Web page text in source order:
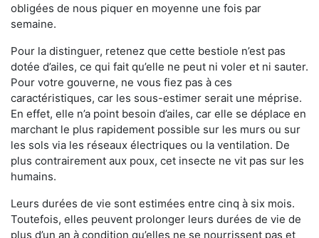
obligées de nous piquer en moyenne une fois par
semaine.
Pour la distinguer, retenez que cette bestiole n’est pas
dotée d’ailes, ce qui fait qu’elle ne peut ni voler et ni sauter.
Pour votre gouverne, ne vous fiez pas à ces
caractéristiques, car les sous-estimer serait une méprise.
En effet, elle n’a point besoin d’ailes, car elle se déplace en
marchant le plus rapidement possible sur les murs ou sur
les sols via les réseaux électriques ou la ventilation. De
plus contrairement aux poux, cet insecte ne vit pas sur les
humains.
Leurs durées de vie sont estimées entre cinq à six mois.
Toutefois, elles peuvent prolonger leurs durées de vie de
plus d’un an à condition qu’elles ne se nourrissent pas et